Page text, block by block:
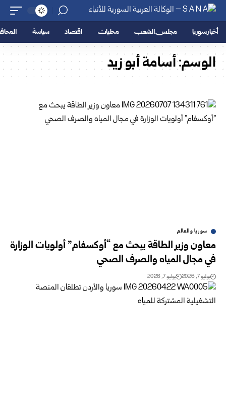
أخبار سوريا مجلس الشعب محليات اقتصاد سياسة
الوسم:أسامة أبو زيد
سوريا والعالم
معاون وزير الطاقة يبحث مع “أوكسفام” أولويات الوزارة
في مجال المياه والصرف الصحي
يوليو 7, 2026 يوليو 7, 2026